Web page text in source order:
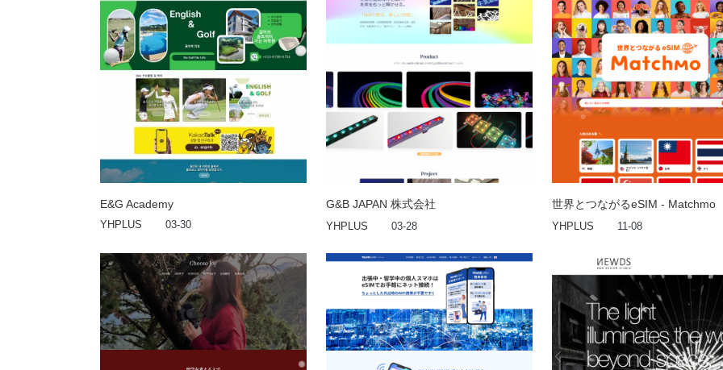
E&G Academy
YHPLUS 03-30
G&B JAPAN 株式会社
YHPLUS 03-28
世界とつながるeSIM - Matchmo
YHPLUS 11-08